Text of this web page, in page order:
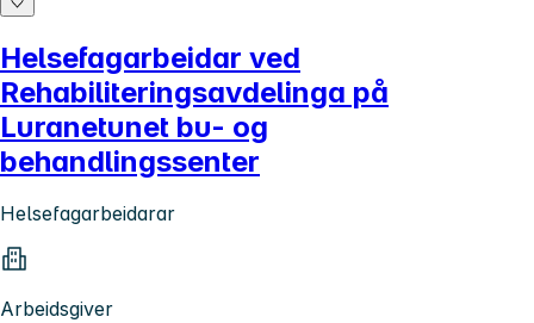
Helsefagarbeidar ved
Rehabiliteringsavdelinga på
Luranetunet bu- og
behandlingssenter
Helsefagarbeidarar
Arbeidsgiver